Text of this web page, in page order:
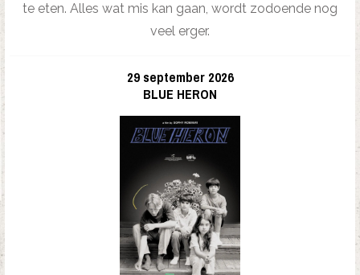
te eten. Alles wat mis kan gaan, wordt zodoende nog
veel erger.
29 september 2026
BLUE HERON